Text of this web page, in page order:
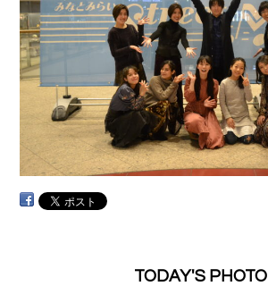
TODAY'S PHOTO